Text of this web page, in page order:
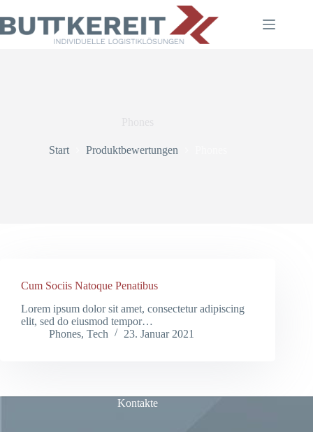
Inhalt
springen
Start Produktbewertungen
Cum Sociis Natoque Penatibus
Lorem ipsum dolor sit amet, consectetur adipiscing
elit, sed do eiusmod tempor…
Phones, Tech 23. Januar 2021
Kontakte